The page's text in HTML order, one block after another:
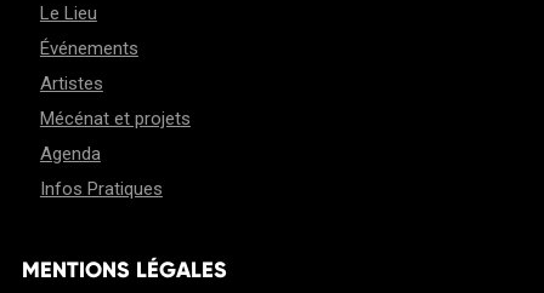
Le Lieu
Événements
Artistes
Mécénat et projets
Agenda
Infos Pratiques
MENTIONS LÉGALES